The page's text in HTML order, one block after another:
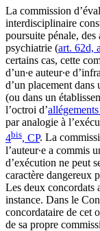
La commission
interdisciplinaire
poursuite pénale,
psychiatrie (art. 62d,
certains cas, cette
d’un∙e auteur∙e
d’un placement dans
(ou dans un
l’octroi d’
par analogie à
4bis, CP. La
l’auteur∙e a commis
d’exécution ne peut
caractère dangereux
Les deux concordats
instance. Dans le
concordataire de cet
de sa propre